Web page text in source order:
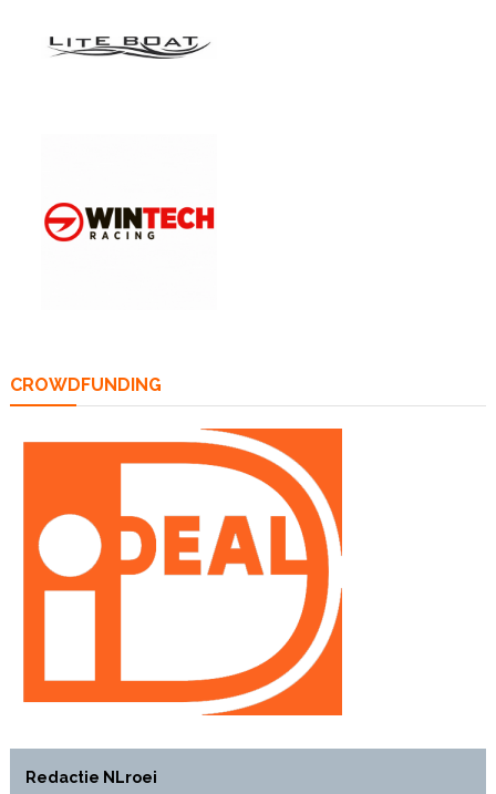
CROWDFUNDING
Redactie NLroei